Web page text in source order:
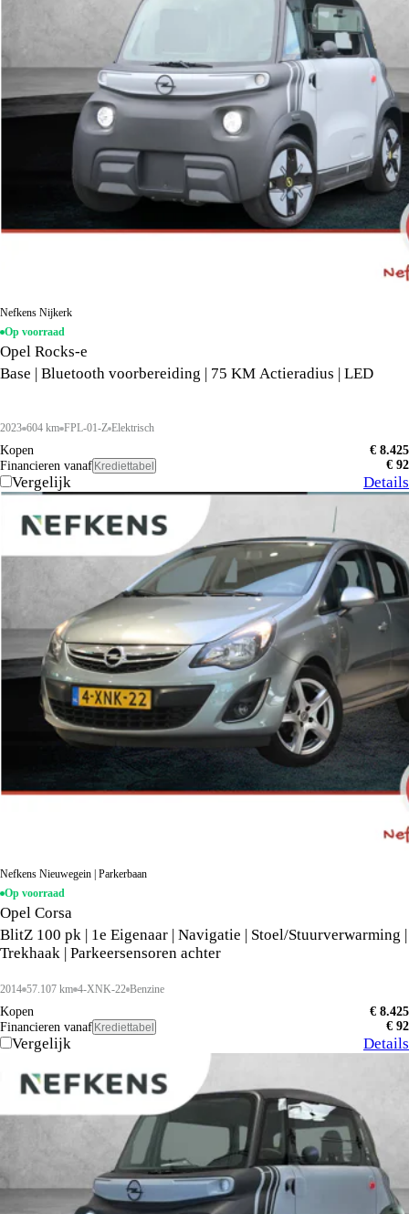
Nefkens Nijkerk
Op voorraad
Opel Rocks-e
Base | Bluetooth voorbereiding | 75 KM Actieradius | LED
2023 604 km FPL-01-Z Elektrisch
Kopen
€ 8.425
Financieren vanaf Krediettabel € 92
Vergelijk Details
Nefkens Nieuwegein | Parkerbaan
Op voorraad
Opel Corsa
BlitZ 100 pk | 1e Eigenaar | Navigatie | Stoel/Stuurverwarming |
Trekhaak | Parkeersensoren achter
2014 57.107 km 4-XNK-22 Benzine
Kopen
€ 8.425
Financieren vanaf Krediettabel € 92
Vergelijk Details